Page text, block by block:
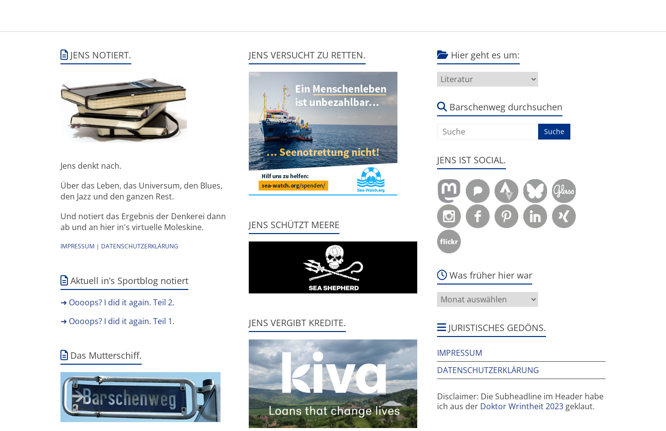
JENS NOTIERT.
Jens denkt nach.
Über das Leben, das Universum, den Blues,
den Jazz und den ganzen Rest.
Und notiert das Ergebnis der Denkerei dann
ab und an hier in's virtuelle Moleskine.
IMPRESSUM | DATENSCHUTZERKLÄRUNG
Aktuell in’s Sportblog notiert
➜ Oooops? I did it again. Teil 2.
➜ Oooops? I did it again. Teil 1.
Das Mutterschiff.
JENS VERSUCHT ZU RETTEN.
JENS SCHÜTZT MEERE
JENS VERGIBT KREDITE.
Hier geht es um:
Hier
geht
um:Barschenweg durchsuchen
JENS IST SOCIAL.
Was früher hier war
Was
früher
warJURISTISCHES GEDÖNS.
IMPRESSUM
DATENSCHUTZERKLÄRUNG
Disclaimer: Die Subheadline im Header habe
ich aus der Doktor Wrintheit 2023 geklaut.